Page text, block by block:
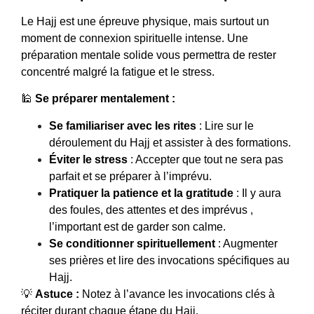
Le Hajj est une épreuve physique, mais surtout un
moment de connexion spirituelle intense. Une
préparation mentale solide vous permettra de rester
concentré malgré la fatigue et le stress.
🕌 Se préparer mentalement :
Se familiariser avec les rites : Lire sur le
déroulement du Hajj et assister à des formations.
Éviter le stress : Accepter que tout ne sera pas
parfait et se préparer à l’imprévu.
Pratiquer la patience et la gratitude : Il y aura
des foules, des attentes et des imprévus ,
l’important est de garder son calme.
Se conditionner spirituellement : Augmenter
ses prières et lire des invocations spécifiques au
Hajj.
💡 Astuce : Notez à l’avance les invocations clés à
réciter durant chaque étape du Hajj.